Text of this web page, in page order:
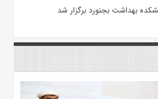
بهداشت بجنورد برگزار شد